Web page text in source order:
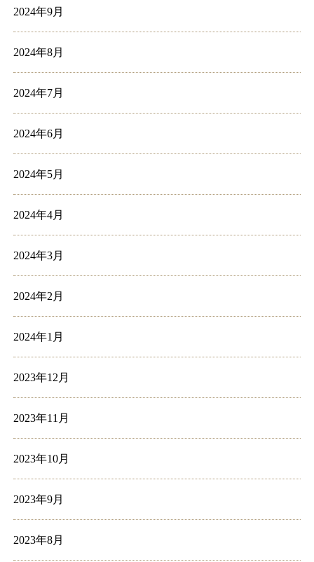
2024年9月
2024年8月
2024年7月
2024年6月
2024年5月
2024年4月
2024年3月
2024年2月
2024年1月
2023年12月
2023年11月
2023年10月
2023年9月
2023年8月